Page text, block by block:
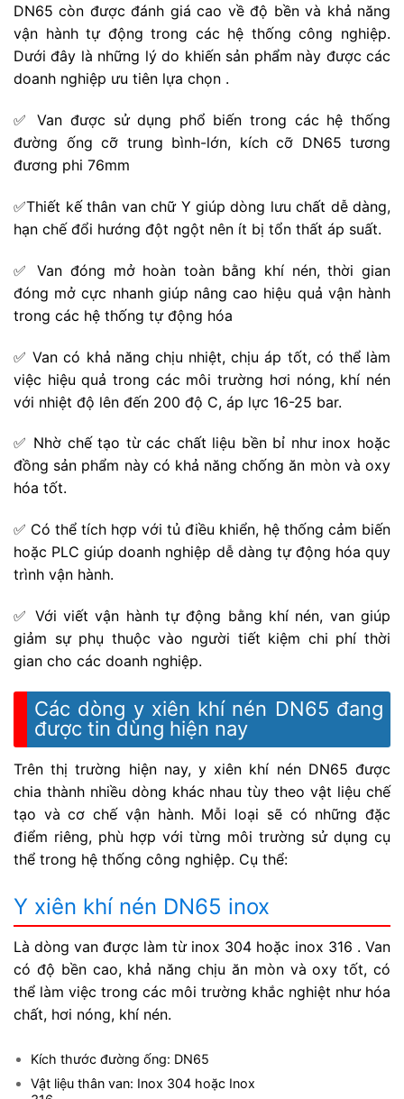
DN65 còn được đánh giá cao về độ bền và khả năng
vận hành tự động trong các hệ thống công nghiệp.
Dưới đây là những lý do khiến sản phẩm này được các
doanh nghiệp ưu tiên lựa chọn .
✅ Van được sử dụng phổ biến trong các hệ thống
đường ống cỡ trung bình-lớn, kích cỡ DN65 tương
đương phi 76mm
✅Thiết kế thân van chữ Y giúp dòng lưu chất dễ dàng,
hạn chế đổi hướng đột ngột nên ít bị tổn thất áp suất.
✅ Van đóng mở hoàn toàn bằng khí nén, thời gian
đóng mở cực nhanh giúp nâng cao hiệu quả vận hành
trong các hệ thống tự động hóa
✅ Van có khả năng chịu nhiệt, chịu áp tốt, có thể làm
việc hiệu quả trong các môi trường hơi nóng, khí nén
với nhiệt độ lên đến 200 độ C, áp lực 16-25 bar.
✅ Nhờ chế tạo từ các chất liệu bền bỉ như inox hoặc
đồng sản phẩm này có khả năng chống ăn mòn và oxy
hóa tốt.
✅ Có thể tích hợp với tủ điều khiển, hệ thống cảm biến
hoặc PLC giúp doanh nghiệp dễ dàng tự động hóa quy
trình vận hành.
✅ Với viết vận hành tự động bằng khí nén, van giúp
giảm sự phụ thuộc vào người tiết kiệm chi phí thời
gian cho các doanh nghiệp.
Các dòng y xiên khí nén DN65 đang
được tin dùng hiện nay
Trên thị trường hiện nay, y xiên khí nén DN65 được
chia thành nhiều dòng khác nhau tùy theo vật liệu chế
tạo và cơ chế vận hành. Mỗi loại sẽ có những đặc
điểm riêng, phù hợp với từng môi trường sử dụng cụ
thể trong hệ thống công nghiệp. Cụ thể:
Y xiên khí nén DN65 inox
Là dòng van được làm từ inox 304 hoặc inox 316 . Van
có độ bền cao, khả năng chịu ăn mòn và oxy tốt, có
thể làm việc trong các môi trường khắc nghiệt như hóa
chất, hơi nóng, khí nén.
Kích thước đường ống: DN65
Vật liệu thân van: Inox 304 hoặc Inox